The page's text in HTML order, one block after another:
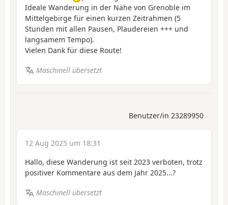
Ideale Wanderung in der Nähe von Grenoble im
Mittelgebirge für einen kurzen Zeitrahmen (5
Stunden mit allen Pausen, Plaudereien +++ und
langsamem Tempo).
Vielen Dank für diese Route!
Maschinell übersetzt
Benutzer/in 23289950
12 Aug 2025 um 18:31
Hallo, diese Wanderung ist seit 2023 verboten, trotz
positiver Kommentare aus dem Jahr 2025...?
Maschinell übersetzt